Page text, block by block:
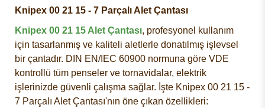
Knipex 00 21 15 - 7 Parçalı Alet Çantası
Knipex 00 21 15 Alet Çantası, profesyonel kullanım
için tasarlanmış ve kaliteli aletlerle donatılmış işlevsel
bir çantadır. DIN EN/IEC 60900 normuna göre VDE
kontrollü tüm penseler ve tornavidalar, elektrik
işlerinizde güvenli çalışma sağlar. İşte Knipex 00 21 15 -
7 Parçalı Alet Çantası'nın öne çıkan özellikleri: